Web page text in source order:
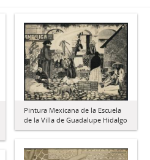
Pintura Mexicana de la Escuela
de la Villa de Guadalupe Hidalgo